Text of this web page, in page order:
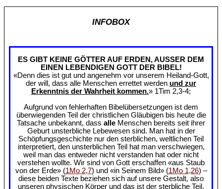
INFOBOX
ES GIBT KEINE GÖTTER AUF ERDEN, AUSSER DEM
EINEN LEBENDIGEN GOTT DER BIBEL!
«Denn dies ist gut und angenehm vor unserem Heiland-Gott,
der will, dass alle Menschen errettet werden und zur
Erkenntnis der Wahrheit kommen.» 1Tim 2,3-4;
Aufgrund von fehlerhaften Bibelübersetzungen ist dem
überwiegenden Teil der christlichen Gläubigen bis heute die
Tatsache unbekannt, dass alle Menschen bereits seit ihrer
Geburt unsterbliche Lebewesen sind. Man hat in der
Schöpfungsgeschichte nur den sterblichen, weltlichen Teil
interpretiert, den unsterblichen Teil hat man verschwiegen,
weil man das entweder nicht verstanden hat oder nicht
verstehen wollte. Wir sind von Gott erschaffen «aus Staub
von der Erde» (1Mo 2,7) und «in Seinem Bild» (1Mo 1,26) –
diese beiden Texte beziehen sich auf unsere Gestalt, also
unseren physischen Körper und das ist der sterbliche Teil.